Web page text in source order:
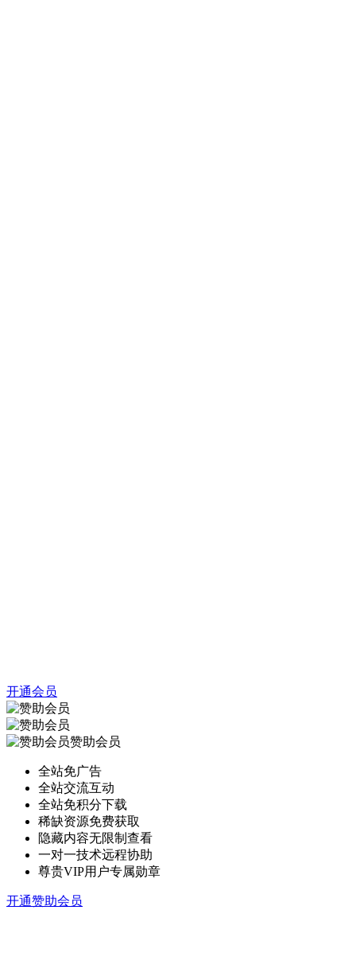
开通会员
赞助会员
全站免广告
全站交流互动
全站免积分下载
稀缺资源免费获取
隐藏内容无限制查看
一对一技术远程协助
尊贵VIP用户专属勋章
开通赞助会员